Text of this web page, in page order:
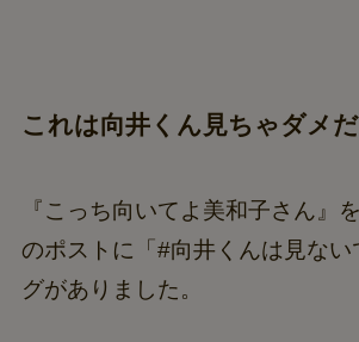
これは向井くん見ちゃダメ
『こっち向いてよ美和子さん』
のポストに「#向井くんは見な
グがありました。